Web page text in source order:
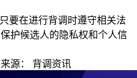
要在进行背调时遵守相关法
护候选人的隐私权和个人信
来源： 背调资讯